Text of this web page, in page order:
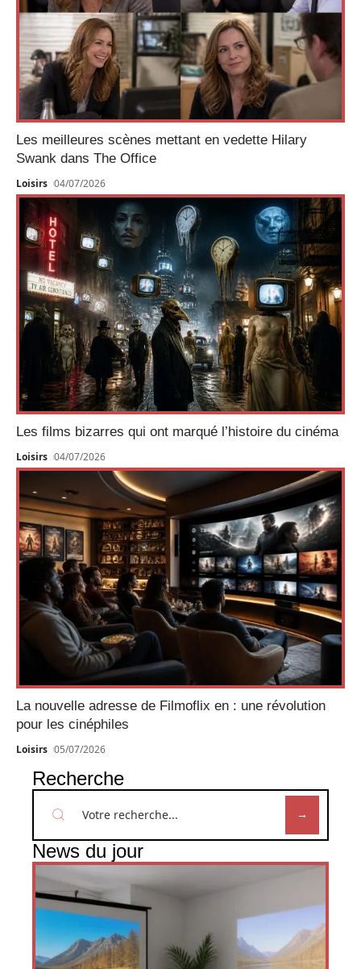
Les meilleures scènes mettant en vedette Hilary
Swank dans The Office
Loisirs 04/07/2026
Les films bizarres qui ont marqué l’histoire du cinéma
Loisirs 04/07/2026
La nouvelle adresse de Filmoflix en : une révolution
pour les cinéphiles
Loisirs 05/07/2026
Recherche
News du jour